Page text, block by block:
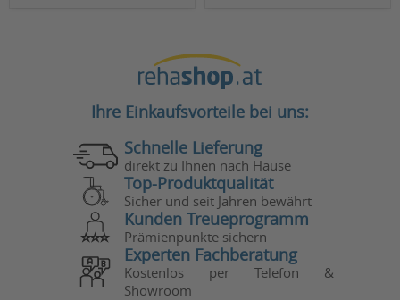
Ihre Einkaufsvorteile bei uns:
Schnelle Lieferung
direkt zu Ihnen nach Hause
Top-Produktqualität
Sicher und seit Jahren bewährt
Kunden Treueprogramm
Prämienpunkte sichern
Experten Fachberatung
Kostenlos per Telefon &
Showroom